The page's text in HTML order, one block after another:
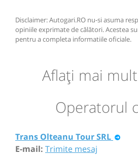
Disclaimer: Autogari.RO nu-si asuma
opiniile exprimate de călători. Acestea
pentru a completa informatiile oficiale.
Aflaţi mai
Operatorul
Trans Olteanu Tour SRL
E-mail: Trimite mesaj